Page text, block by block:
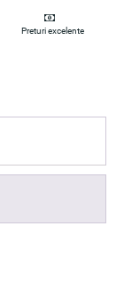
Preturi excelente